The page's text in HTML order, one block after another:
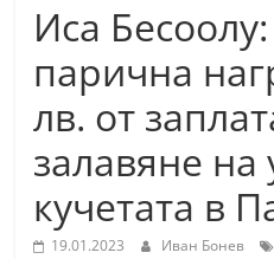
ъ
к
и
б
л
а
Иса
парична
лв. от
залавяне на
кучетата в
19.01.2023 Иван Бонев